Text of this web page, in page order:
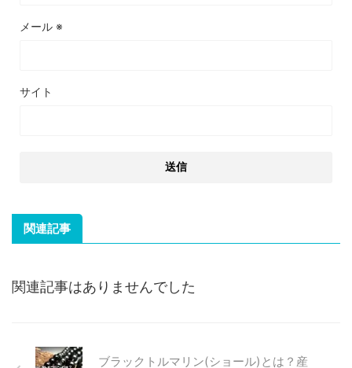
メール ※
サイト
関連記事
関連記事はありませんでした
ブラックトルマリン(ショール)とは？産